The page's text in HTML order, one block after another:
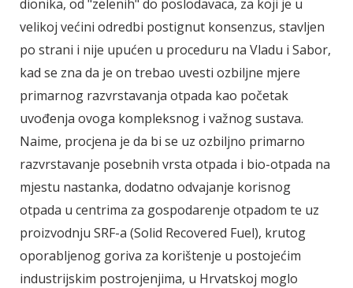
dionika, od "zelenih" do poslodavaca, za koji je u
velikoj većini odredbi postignut konsenzus, stavljen
po strani i nije upućen u proceduru na Vladu i Sabor,
kad se zna da je on trebao uvesti ozbiljne mjere
primarnog razvrstavanja otpada kao početak
uvođenja ovoga kompleksnog i važnog sustava.
Naime, procjena je da bi se uz ozbiljno primarno
razvrstavanje posebnih vrsta otpada i bio-otpada na
mjestu nastanka, dodatno odvajanje korisnog
otpada u centrima za gospodarenje otpadom te uz
proizvodnju SRF-a (Solid Recovered Fuel), krutog
oporabljenog goriva za korištenje u postojećim
industrijskim postrojenjima, u Hrvatskoj moglo